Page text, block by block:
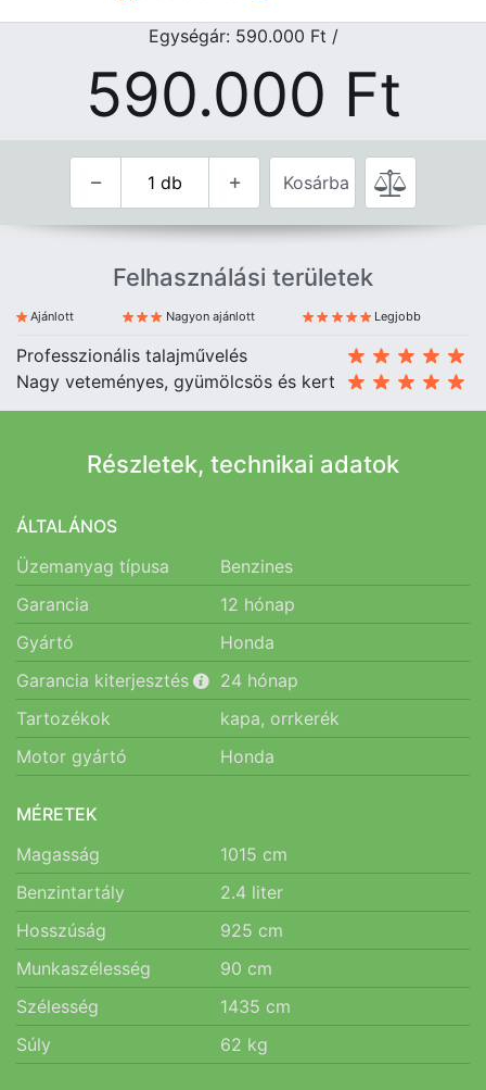
Egységár: 590.000 Ft /
590.000 Ft
Kosárba
Felhasználási területek
Ajánlott Nagyon ajánlott Legjobb
Professzionális talajművelés
Nagy veteményes, gyümölcsös és kert
Részletek, technikai adatok
ÁLTALÁNOS
Üzemanyag típusa
Benzines
Garancia
12 hónap
Gyártó
Honda
Garancia kiterjesztés
24 hónap
Tartozékok
kapa, orrkerék
Motor gyártó
Honda
MÉRETEK
Magasság
1015 cm
Benzintartály
2.4 liter
Hosszúság
925 cm
Munkaszélesség
90 cm
Szélesség
1435 cm
Súly
62 kg